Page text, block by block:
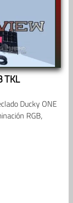
TKL
Ducky ONE
RGB,